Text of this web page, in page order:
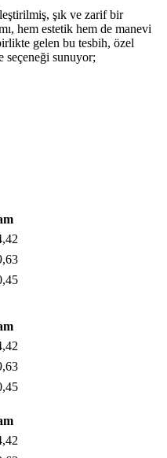
şık ve zarif bir
hem estetik hem de manevi
gelen bu tesbih, özel
seçeneği sunuyor;